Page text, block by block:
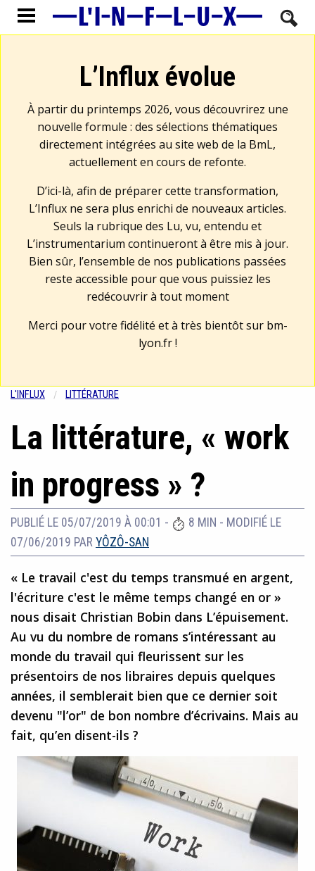
L’Influx évolue
À partir du printemps 2026, vous découvrirez une
nouvelle formule : des sélections thématiques
directement intégrées au site web de la BmL,
actuellement en cours de refonte.
D’ici-là, afin de préparer cette transformation,
L’Influx ne sera plus enrichi de nouveaux articles.
Seuls la rubrique des Lu, vu, entendu et
L’instrumentarium continueront à être mis à jour.
Bien sûr, l’ensemble de nos publications passées
reste accessible pour que vous puissiez les
redécouvrir à tout moment
Merci pour votre fidélité et à très bientôt sur bm-
lyon.fr!
L'INFLUX LITTÉRATURE
La littérature, « work
in progress » ?
PUBLIÉ LE 05/07/2019 À 00:01 - 8 MIN - MODIFIÉ LE
07/06/2019 PAR YÔZÔ-SAN
« Le travail c'est du temps transmué en argent,
l'écriture c'est le même temps changé en or »
nous disait Christian Bobin dans L’épuisement.
Au vu du nombre de romans s’intéressant au
monde du travail qui fleurissent sur les
présentoirs de nos libraires depuis quelques
années, il semblerait bien que ce dernier soit
devenu "l’or" de bon nombre d’écrivains. Mais au
fait, qu’en disent-ils ?